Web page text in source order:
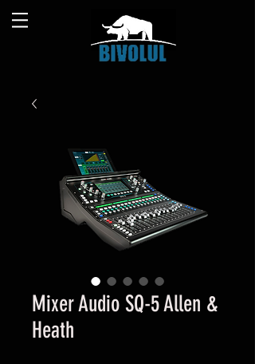
Mixer Audio SQ-5 Allen &
Heath